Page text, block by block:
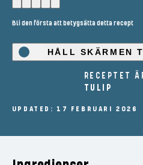
Bli den första att betygsätta detta recept
HÅLL SKÄRMEN
RECEPTET
TULIP
UPDATED: 17 FEBRUARI 2026